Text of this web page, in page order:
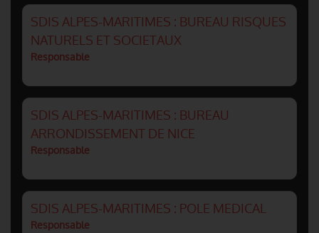
SDIS ALPES-MARITIMES : BUREAU RISQUES
NATURELS ET SOCIETAUX
Responsable
SDIS ALPES-MARITIMES : BUREAU
ARRONDISSEMENT DE NICE
Responsable
SDIS ALPES-MARITIMES : POLE MEDICAL
Responsable